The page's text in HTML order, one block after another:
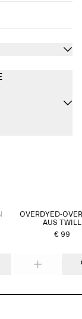
OVERDYED-
AUS TWILL
€ 99